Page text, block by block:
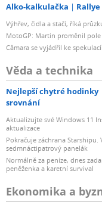
Alko-kalkulačka Rallye
Výhřev, čidla a stačí, říká
MotoGP: Martin proměnil
Câmara se vyjádřil ke
Věda a technika
Nejlepší chytré hodinky
srovnání
Aktualizujte své Windows 11
aktualizace
Pokračuje záchrana
sedmnáctipatrový panelák
Normálně za peníze, dnes
peněženka a karetní survival
Ekonomika a